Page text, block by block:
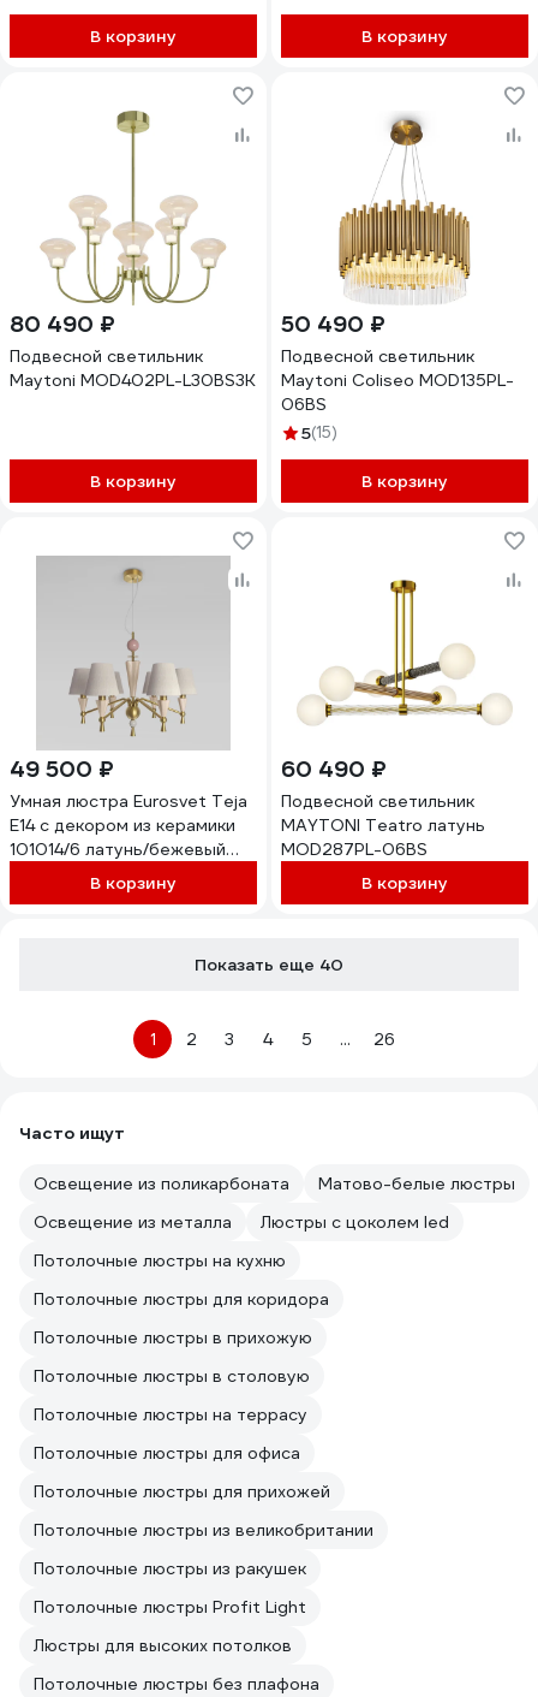
В корзину В корзину
80 490 ₽
Подвесной светильник
Maytoni MOD402PL-L30BS3K
В корзину
50 490 ₽
Подвесной светильник
Maytoni Coliseo MOD135PL-
06BS
5(15)
В корзину
49 500 ₽
Умная люстра Eurosvet Teja
E14 с декором из керамики
101014/6 латунь/бежевый
В корзину
60 490 ₽
Подвесной светильник
MAYTONI Teatro латунь
MOD287PL-06BS
В корзину
Показать еще 40
1 2 3 4 5 ... 26
Часто ищут
Освещение из поликарбоната
Матово-белые люстры
Освещение из металла
Люстры с цоколем led
Потолочные люстры на кухню
Потолочные люстры для коридора
Потолочные люстры в прихожую
Потолочные люстры в столовую
Потолочные люстры на террасу
Потолочные люстры для офиса
Потолочные люстры для прихожей
Потолочные люстры из великобритании
Потолочные люстры из ракушек
Потолочные люстры Profit Light
Люстры для высоких потолков
Потолочные люстры без плафона